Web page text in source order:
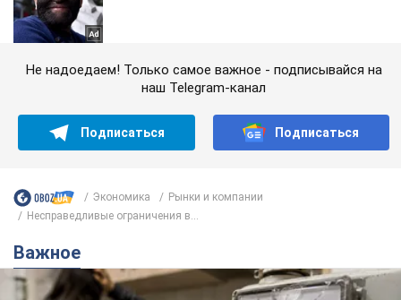
Не надоедаем! Только самое важное - подписывайся на
наш Telegram-канал
Подписаться Подписаться
Экономика
Рынки и компании
Несправедливые ограничения в...
Важное